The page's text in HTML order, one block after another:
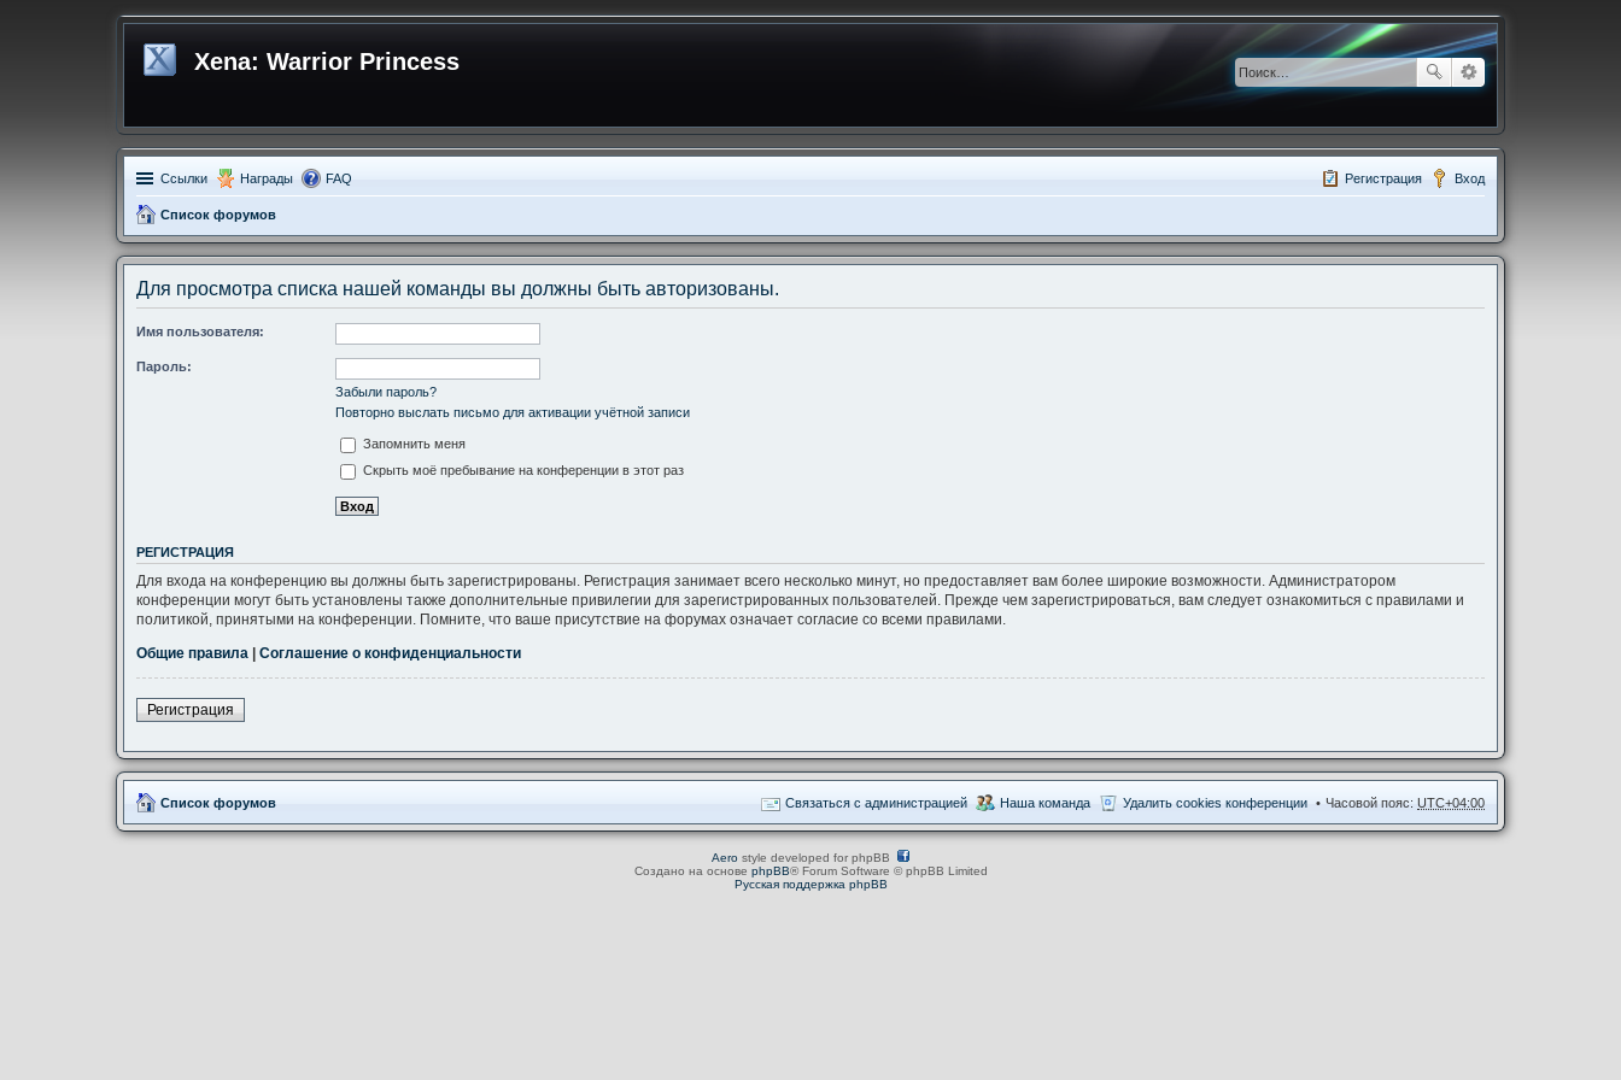
Xena: Warrior Princess
Ссылки Награды FAQ Вход
Регистрация
Список форумов
Для просмотра списка нашей команды вы должны быть авторизованы.
Имя пользователя:
Пароль:
Забыли пароль?
Повторно выслать письмо для активации учётной записи
Запомнить меня
Скрыть моё пребывание на конференции в этот раз
РЕГИСТРАЦИЯ
Для входа на конференцию вы должны быть зарегистрированы. Регистрация занимает всего несколько минут, но предоставляет вам более широкие возможности. Администратором
конференции могут быть установлены также дополнительные привилегии для зарегистрированных пользователей. Прежде чем зарегистрироваться, вам следует ознакомиться с правилами и
политикой, принятыми на конференции. Помните, что ваше присутствие на форумах означает согласие со всеми правилами.
Общие правила | Соглашение о конфиденциальности
Регистрация
Список форумов Часовой пояс: UTC+04:00
Удалить cookies конференции
Наша команда
Связаться с администрацией
Aero style developed for phpBB
Создано на основе phpBB® Forum Software © phpBB Limited
Русская поддержка phpBB